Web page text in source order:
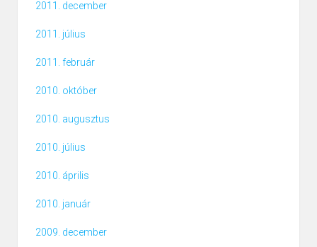
2011. december
2011. július
2011. február
2010. október
2010. augusztus
2010. július
2010. április
2010. január
2009. december